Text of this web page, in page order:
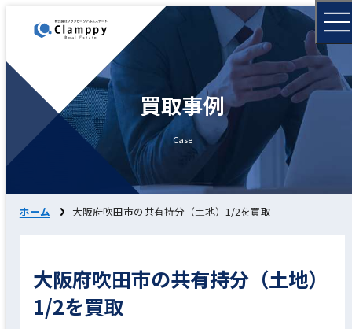
買取事例
Case
ホーム 大阪府吹田市の共有持分（土地）1/2を買取
大阪府吹田市の共有持分（土地）
1/2を買取